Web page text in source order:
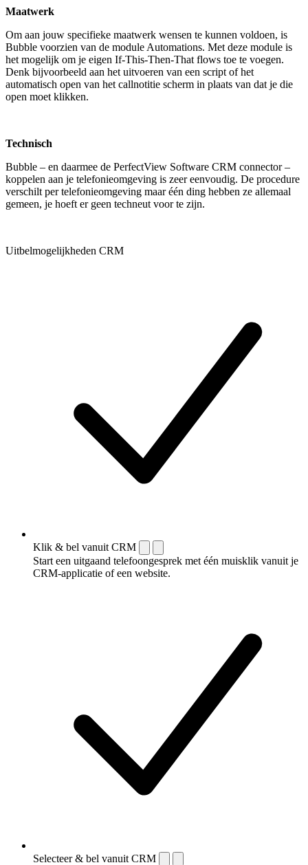
Maatwerk
Om aan jouw specifieke maatwerk wensen te kunnen voldoen, is
Bubble voorzien van de module Automations. Met deze module is
het mogelijk om je eigen If-This-Then-That flows toe te voegen.
Denk bijvoorbeeld aan het uitvoeren van een script of het
automatisch open van het callnotitie scherm in plaats van dat je die
open moet klikken.
Technisch
Bubble – en daarmee de PerfectView Software CRM connector –
koppelen aan je telefonieomgeving is zeer eenvoudig. De procedure
verschilt per telefonieomgeving maar één ding hebben ze allemaal
gemeen, je hoeft er geen techneut voor te zijn.
Uitbelmogelijkheden CRM
Klik & bel vanuit CRM
Start een uitgaand telefoongesprek met één muisklik vanuit je
CRM-applicatie of een website.
Selecteer & bel vanuit CRM